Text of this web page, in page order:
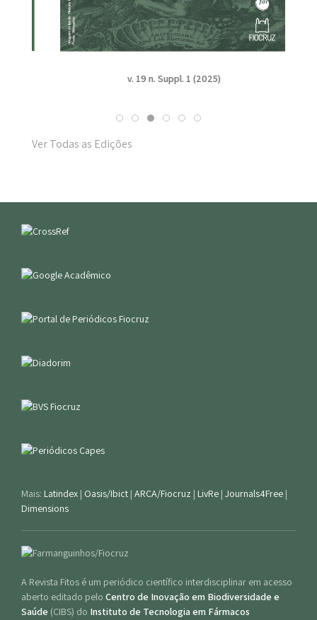
v. 19 n. Suppl. 1 (2025)
Ver Todas as Edições
Mais: Latindex | Oasis/Ibict | ARCA/Fiocruz | LivRe | Journals4Free |
Dimensions
A Revista Fitos é um periódico científico interdisciplinar em acesso
aberto editado pelo Centro de Inovação em Biodiversidade e
Saúde (CIBS) do Instituto de Tecnologia em Fármacos